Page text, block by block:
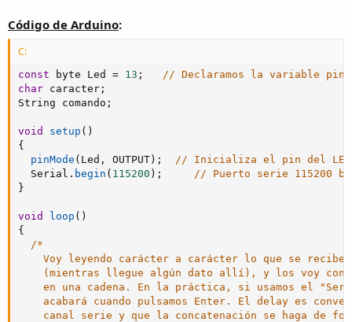
Código de Arduino:
C:
const byte Led = 13 ;
// Declaramos la variable pin
char caracter ;
String comando ;
void setup ( )
{
pinMode ( Led , OUTPUT ) ;
// Inicializa el pin del LED
  Serial
. begin ( 115200 ) ;
// Puerto serie 115200
}
void loop ( )
{
/*
Voy leyendo carácter a carácter lo que se recibe
(mientras llegue algún dato allí), y los voy
en una cadena. En la práctica, si usamos el
acabará cuando pulsamos Enter. El delay es
canal serie y que la concatenación se haga de